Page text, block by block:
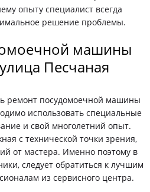
опыту специалист всегда
решение проблемы.
машины
Песчаная
ремонт посудомоечной машины
использовать специальные
и свой многолетний опыт.
с технической точки зрения,
от мастера. Именно поэтому в
следует обратиться к лучшим
из сервисного центра.